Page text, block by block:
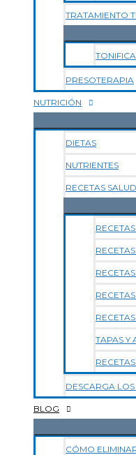
TRATAMIENTO
PRESOTERAPIA
NUTRICIÓN
DIETAS
NUTRIENTES
RECETAS
TAPAS Y
DESCARGA
BLOG
CÓMO